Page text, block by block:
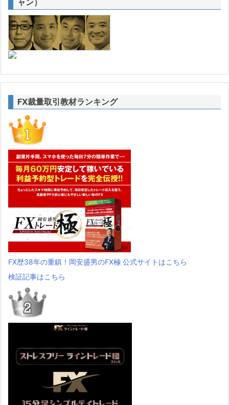
FX裁量取引教材ランキング
FX歴38年の重鎮！岡安盛男のFX極 公式サイトはこちら
検証記事はこちら